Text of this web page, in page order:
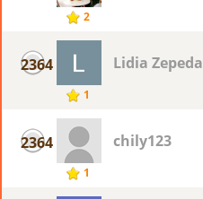
2
2364
1
Lidia Zepeda
2364
1
chily123